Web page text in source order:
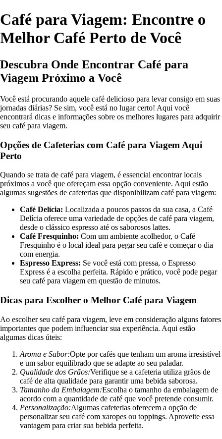
Café para Viagem: Encontre o
Melhor Café Perto de Você
Descubra Onde Encontrar Café para
Viagem Próximo a Você
Você está procurando aquele café delicioso para levar consigo em suas
jornadas diárias? Se sim, você está no lugar certo! Aqui você
encontrará dicas e informações sobre os melhores lugares para adquirir
seu café para viagem.
Opções de Cafeterias com Café para Viagem Aqui
Perto
Quando se trata de café para viagem, é essencial encontrar locais
próximos a você que ofereçam essa opção conveniente. Aqui estão
algumas sugestões de cafeterias que disponibilizam café para viagem:
Café Delícia: Localizada a poucos passos da sua casa, a Café
Delícia oferece uma variedade de opções de café para viagem,
desde o clássico espresso até os saborosos lattes.
Café Fresquinho: Com um ambiente acolhedor, o Café
Fresquinho é o local ideal para pegar seu café e começar o dia
com energia.
Espresso Express: Se você está com pressa, o Espresso
Express é a escolha perfeita. Rápido e prático, você pode pegar
seu café para viagem em questão de minutos.
Dicas para Escolher o Melhor Café para Viagem
Ao escolher seu café para viagem, leve em consideração alguns fatores
importantes que podem influenciar sua experiência. Aqui estão
algumas dicas úteis:
Aroma e Sabor:Opte por cafés que tenham um aroma irresistível
e um sabor equilibrado que se adapte ao seu paladar.
Qualidade dos Grãos:Verifique se a cafeteria utiliza grãos de
café de alta qualidade para garantir uma bebida saborosa.
Tamanho da Embalagem:Escolha o tamanho da embalagem de
acordo com a quantidade de café que você pretende consumir.
Personalização:Algumas cafeterias oferecem a opção de
personalizar seu café com xaropes ou toppings. Aproveite essa
vantagem para criar sua bebida perfeita.